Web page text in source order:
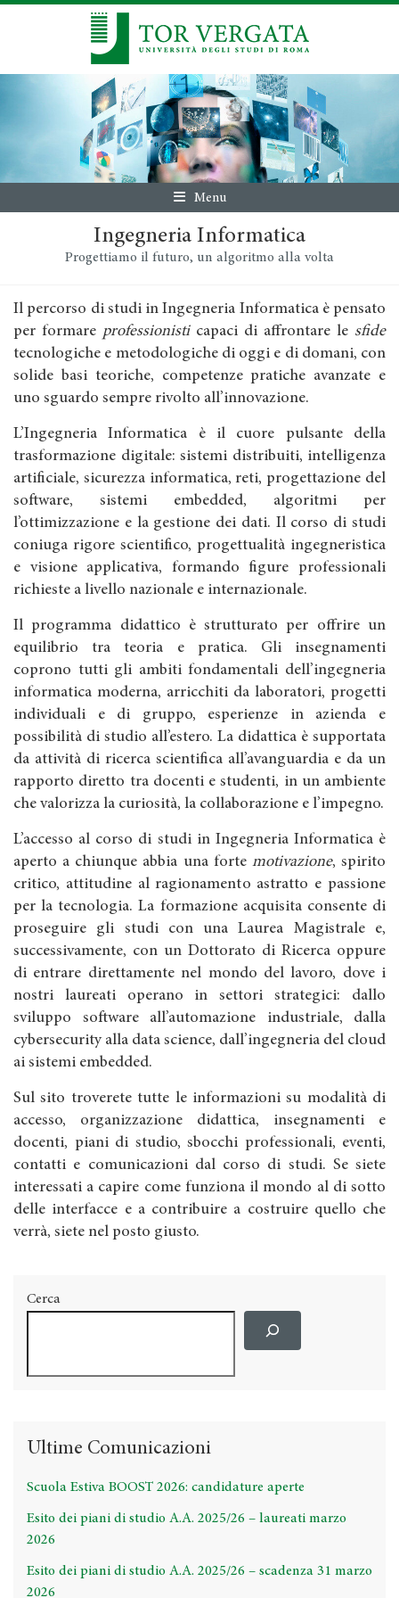
Menu
Ingegneria Informatica
Progettiamo il futuro, un algoritmo alla volta
Il percorso di studi in Ingegneria Informatica è pensato
per formare professionisticapaci di affrontare le sfide
tecnologiche e metodologiche di oggi e di domani, con
solide basi teoriche, competenze pratiche avanzate e
uno sguardo sempre rivolto all’innovazione.
L’Ingegneria Informatica è il cuore pulsante della
trasformazione digitale: sistemi distribuiti, intelligenza
artificiale, sicurezza informatica, reti, progettazione del
software, sistemi embedded, algoritmi per
l’ottimizzazione e la gestione dei dati. Il corso di studi
coniuga rigore scientifico, progettualità ingegneristica
e visione applicativa, formando figure professionali
richieste a livello nazionale e internazionale.
Il programma didattico è strutturato per offrire un
equilibrio tra teoria e pratica. Gli insegnamenti
coprono tutti gli ambiti fondamentali dell’ingegneria
informatica moderna, arricchiti da laboratori, progetti
individuali e di gruppo, esperienze in azienda e
possibilità di studio all’estero. La didattica è supportata
da attività di ricerca scientifica all’avanguardia e da un
rapporto diretto tra docenti e studenti, in un ambiente
che valorizza la curiosità, la collaborazione e l’impegno.
L’accesso al corso di studi in Ingegneria Informatica è
aperto a chiunque abbia una forte motivazione, spirito
critico, attitudine al ragionamento astratto e passione
per la tecnologia. La formazione acquisita consente di
proseguire gli studi con una Laurea Magistrale e,
successivamente, con un Dottorato di Ricerca oppure
di entrare direttamente nel mondo del lavoro, dove i
nostri laureati operano in settori strategici: dallo
sviluppo software all’automazione industriale, dalla
cybersecurity alla data science, dall’ingegneria del cloud
ai sistemi embedded.
Sul sito troverete tutte le informazioni su modalità di
accesso, organizzazione didattica, insegnamenti e
docenti, piani di studio, sbocchi professionali, eventi,
contatti e comunicazioni dal corso di studi. Se siete
interessati a capire come funziona il mondo al di sotto
delle interfacce e a contribuire a costruire quello che
verrà, siete nel posto giusto.
Cerca
Ultime Comunicazioni
Scuola Estiva BOOST 2026: candidature aperte
Esito dei piani di studio A.A. 2025/26 – laureati marzo
2026
Esito dei piani di studio A.A. 2025/26 – scadenza 31 marzo
2026